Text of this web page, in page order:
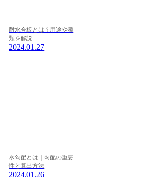
耐水合板とは？用途や種
類を解説
2024.01.27
水勾配とは｜勾配の重要
性と算出方法
2024.01.26